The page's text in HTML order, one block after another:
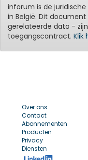
inforum is de
in België. Dit
gerelateerde data -
toegangscontract. Klik
Over ons
Contact
Abonnementen
Producten
Privacy
Diensten